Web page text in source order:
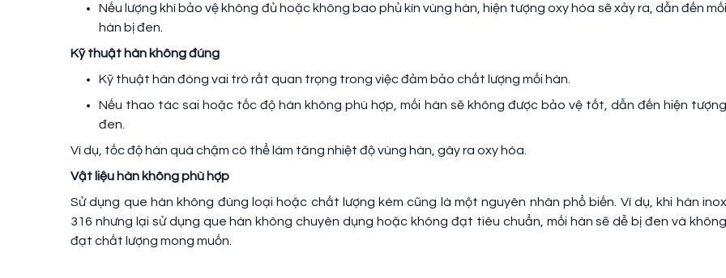
Nếu lượng khí bảo vệ không đủ hoặc không bao phủ kín vùng hàn, hiện tượng oxy hóa sẽ xảy ra, dẫn đến mối
hàn bị đen.
Kỹ thuật hàn không đúng
Kỹ thuật hàn đóng vai trò rất quan trọng trong việc đảm bảo chất lượng mối hàn.
Nếu thao tác sai hoặc tốc độ hàn không phù hợp, mối hàn sẽ không được bảo vệ tốt, dẫn đến hiện tượng
đen.
Ví dụ, tốc độ hàn quá chậm có thể làm tăng nhiệt độ vùng hàn, gây ra oxy hóa.
Vật liệu hàn không phù hợp
Sử dụng que hàn không đúng loại hoặc chất lượng kém cũng là một nguyên nhân phổ biến. Ví dụ, khi hàn inox
316 nhưng lại sử dụng que hàn không chuyên dụng hoặc không đạt tiêu chuẩn, mối hàn sẽ dễ bị đen và không
đạt chất lượng mong muốn.